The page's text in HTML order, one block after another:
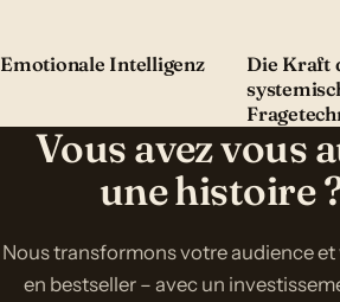
Emotionale Intelligenz
Die Kraft
Vous avez vous
une histoire
Nous transformons votre audience
en bestseller – avec un